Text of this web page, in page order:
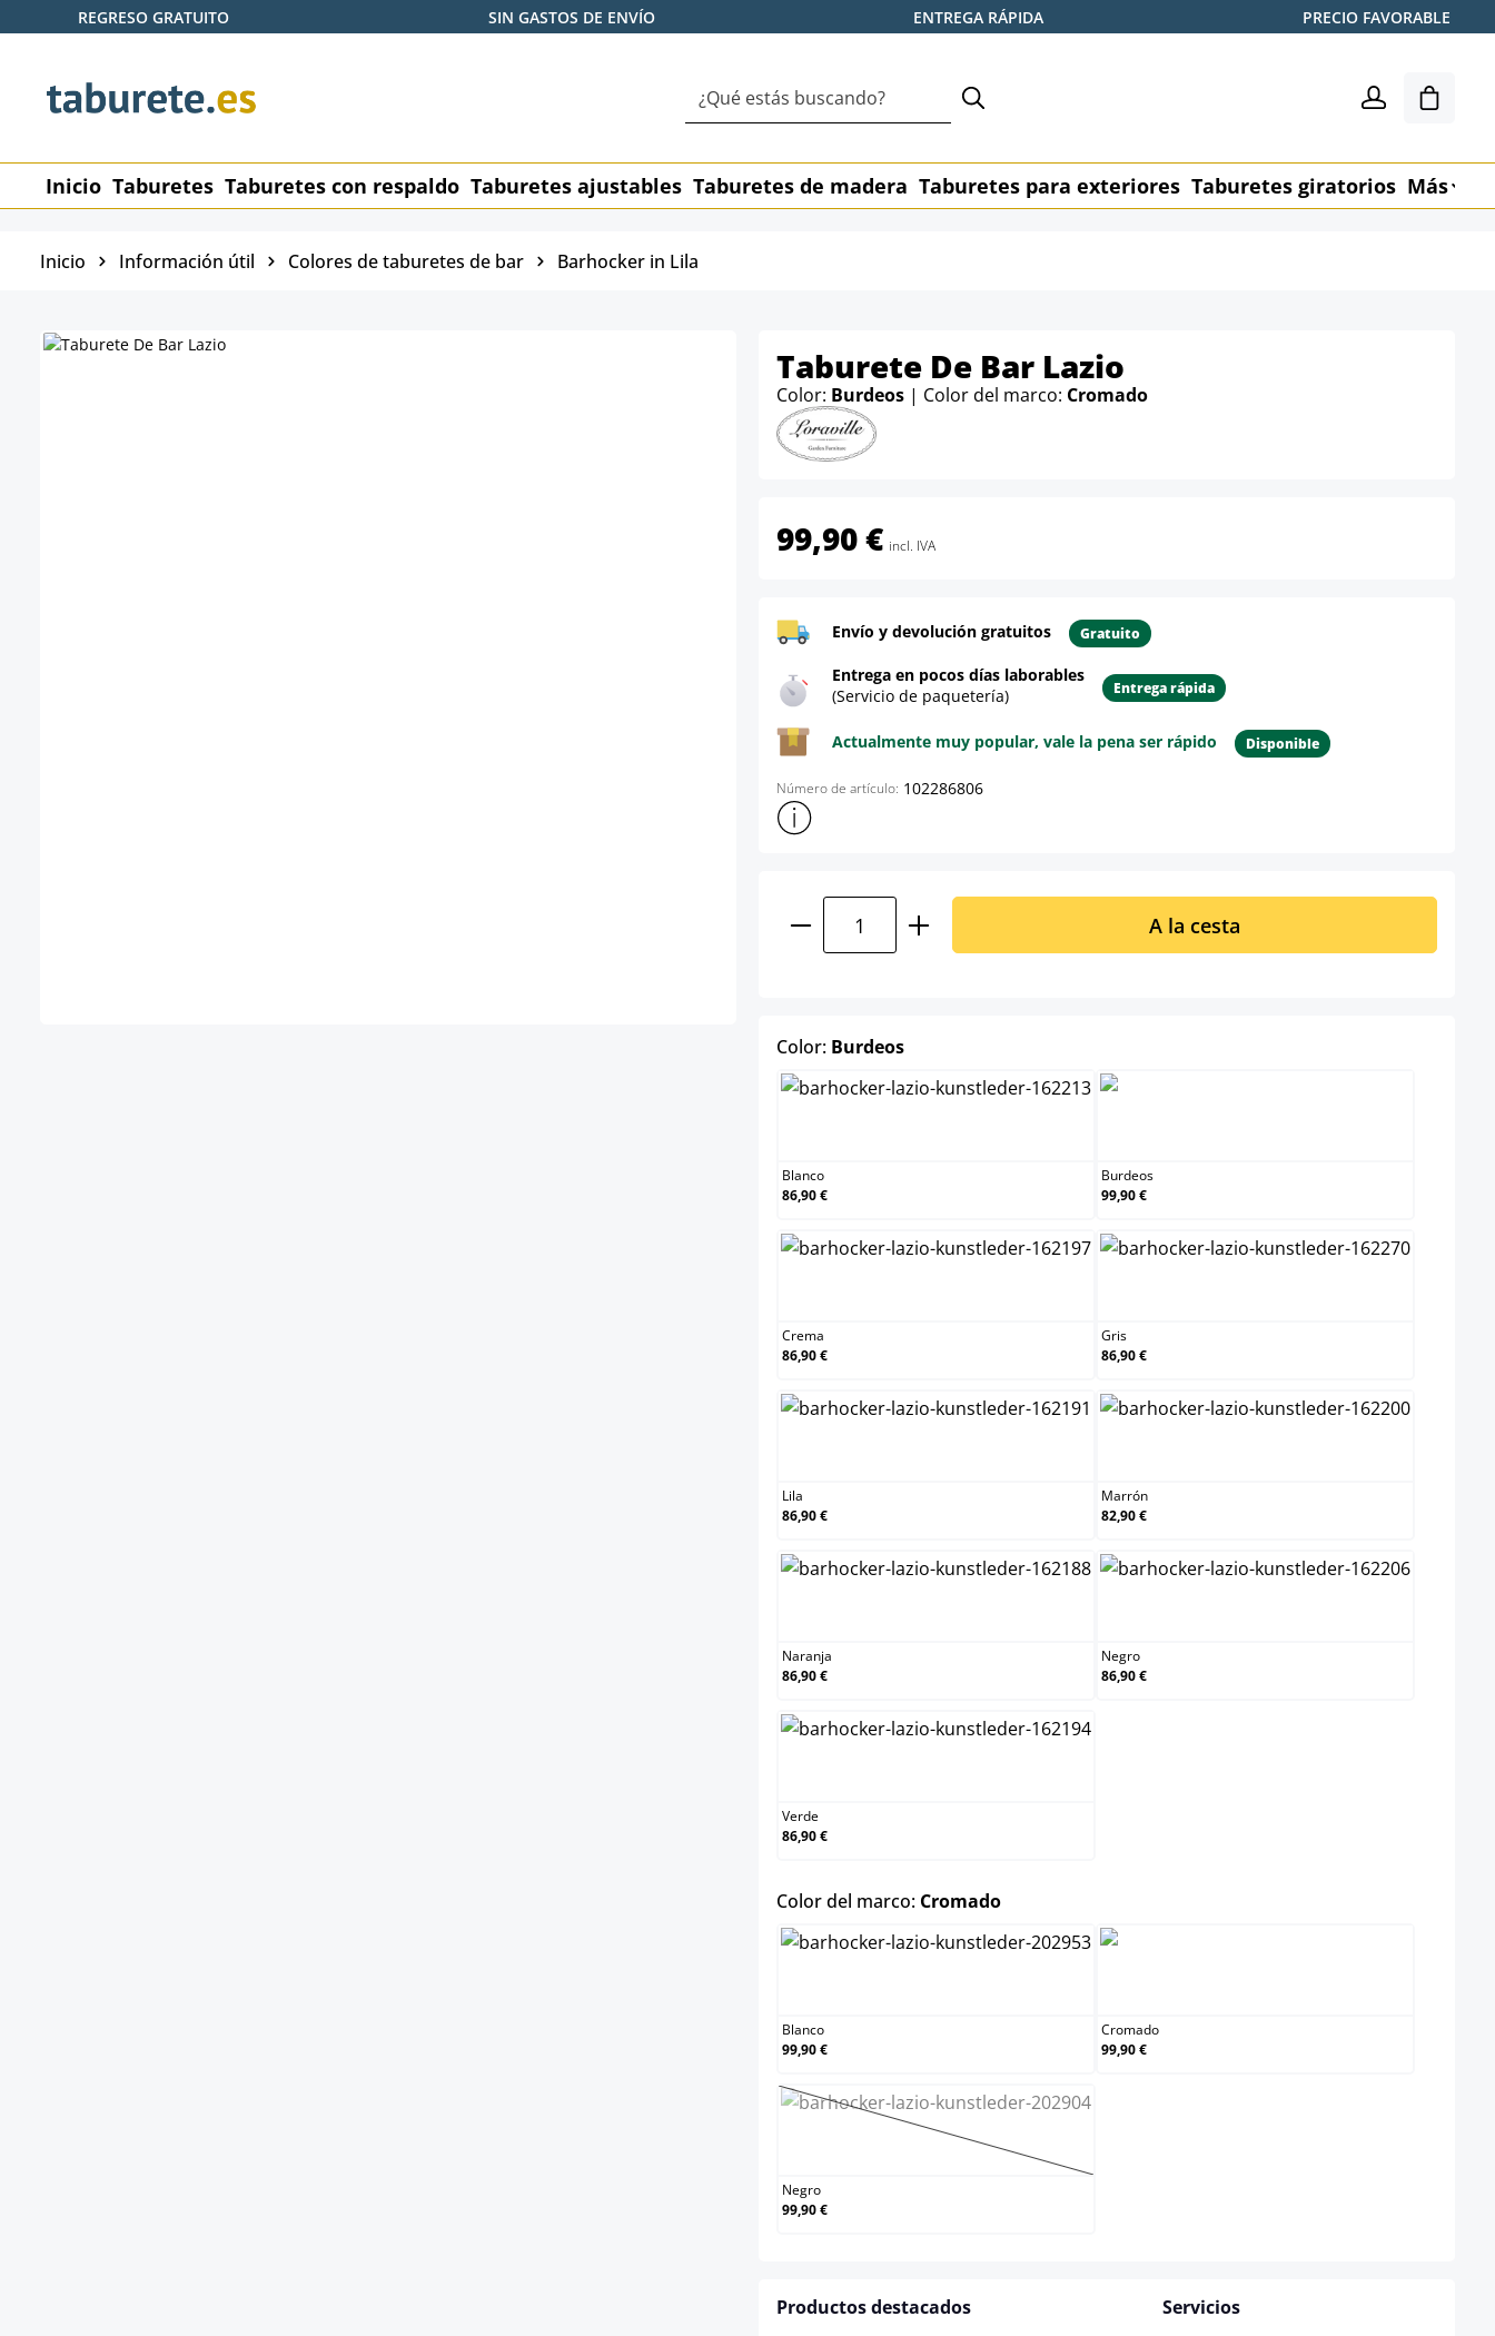
al contenido principal
Saltar a la búsqueda
Saltar a la navegación principal
REGRESO GRATUITO SIN GASTOS DE ENVÍO ENTREGA RÁPIDA PRECIO FAVORABLE
El
Inicio Taburetes Taburetes con respaldo Taburetes ajustables Taburetes de madera Taburetes para exteriores Taburetes giratorios Más
Inicio Información útil Colores de taburetes de bar Barhocker in Lila
Taburete De Bar Lazio
Color: Burdeos | Color del marco: Cromado
99,90 € incl. IVA
Envío y devolución gratuitos Gratuito
Entrega en pocos días laborables
(Servicio de paquetería)
Entrega rápida
Actualmente muy popular, vale la pena ser rápido Disponible
Número de artículo: 102286806
Mostrar más información sobre el producto
Cantidad del producto: introduce la cantidad deseada o
A la cesta
Color: Burdeosselect
Blanco
86,90 €
Burdeos
99,90 €
Crema
86,90 €
Gris
86,90 €
Lila
86,90 €
Marrón
82,90 €
Naranja
86,90 €
Negro
86,90 €
Verde
86,90 €
Color del marco: Cromadoselect
Blanco
99,90 €
Cromado
99,90 €
Negro
(Esta opción no está disponible en este momento.)
Negro
99,90 €
Productos destacados Servicios